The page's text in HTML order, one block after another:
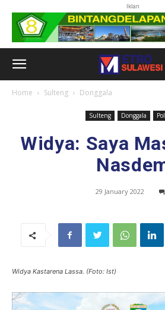
Iklan
Home Sulteng Donggala
Sulteng Donggala
Widya: Saya
29 January 2022
Widya Kastarena Lassa. (Foto: Ist)